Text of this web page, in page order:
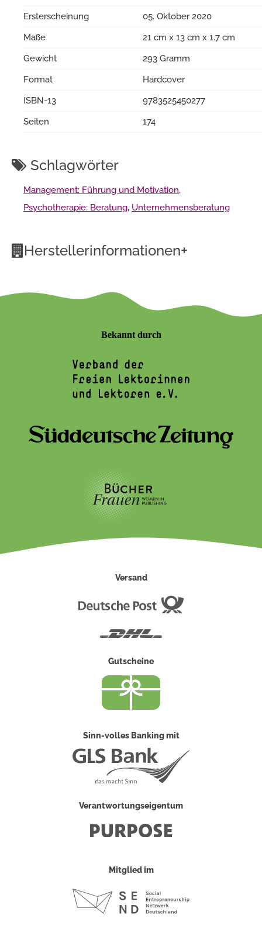
Ersterscheinung
05. Oktober 2020
Maße
21 cm x 13 cm x 1.7 cm
Gewicht
293 Gramm
Format
Hardcover
ISBN-13
9783525450277
Seiten
174
Schlagwörter
Management: Führung und Motivation,
Psychotherapie: Beratung, Unternehmensberatung
Herstellerinformationen+
Bekannt durch
Versand
Gutscheine
Sinn-volles Banking mit
Verantwortungseigentum
Mitglied im